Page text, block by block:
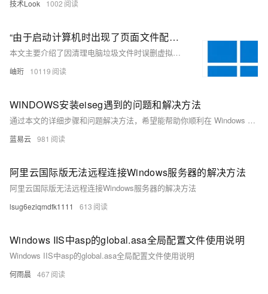
技术Look 1002
“由于启动计算机时出现了页面文件配置问题，Windows在你的计算机上创建了一个临时页面文件。。。”的问题解决
本文主要介绍了因清理电脑垃圾文件时误删虚拟内存导致的Windows页面文件配置问题，并提供了详细的解决步骤。问题表现为开机后出现临时页面文件创建的提示弹窗。解决方法包括通过控制面板或快捷键进入高级系统设置，进而调整虚拟内存设置：进入性能选项中的虚拟内存栏，选择自动管理所有驱动器的分页文件大小，最后确认并重启计算机以恢复正常运行。
岫珩 10119
WINDOWS安装eiseg遇到的问题和解决方法
通过本文的详细步骤和问题解决方法，希望能帮助你顺利在 Windows 系统上安装和运行 EISeg。
蓝易云 981
阿里云国际版无法远程连接Windows服务器的解决方法
阿里云国际版无法远程连接Windows服务器的解决方法
lsug6eziqmdfk1111 613
Windows IIS中asp的global.asa全局配置文件使用说明
Windows IIS中asp的global.asa全局配置文件使用说明
何雨晨 467